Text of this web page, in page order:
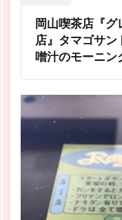
岡山喫茶店『グ
店』タマゴサン
噌汁のモーニン